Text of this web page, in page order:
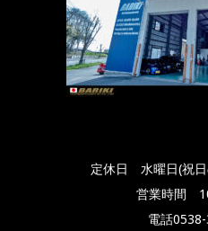
定休日 水曜日(祝
営業時間
電話